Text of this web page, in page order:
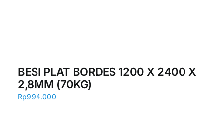
BESI PLAT BORDES 1200 X 2400 X
2,8MM (70KG)
Rp994.000